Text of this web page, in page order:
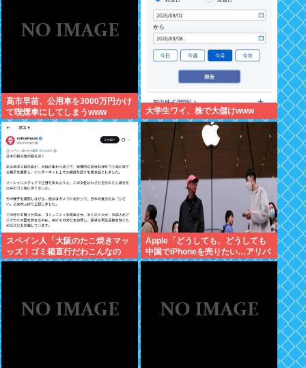
高市早苗、公用車を3000万円かけ
て喫煙車にしてしまうwww
大学生ワイ、株で大儲けwww
スペイン人「大阪のたこ焼きマッ
ッズ！ゴミ箱直行だわこんなの
w」←大炎上してしまう
Apple「どうしても、どうしても
中国でiPhoneを売りたい…アリバ
バさん提携しよ！」中国AI企業に